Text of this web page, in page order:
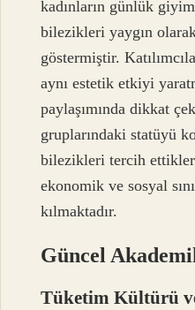
kadınların günlük
bilezikleri yaygın olarak
göstermiştir.
aynı estetik etkiyi
paylaşımında dikkat
gruplarındaki statüyü
bilezikleri tercih
ekonomik ve sosyal
kılmaktadır.
Güncel
Tüketim Kültürü